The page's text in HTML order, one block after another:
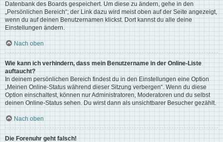
Datenbank des Boards gespeichert. Um diese zu ändern, gehe in den
„Persönlichen Bereich“; der Link dazu wird meist oben auf der Seite angezeigt,
wenn du auf deinen Benutzernamen klickst. Dort kannst du alle deine
Einstellungen ändern.
Nach oben
Wie kann ich verhindern, dass mein Benutzername in der Online-Liste
auftaucht?
In deinem persönlichen Bereich findest du in den Einstellungen eine Option
„Meinen Online-Status während dieser Sitzung verbergen“. Wenn du diese
Option einschaltest, können nur Administratoren, Moderatoren und du selbst
deinen Online-Status sehen. Du wirst dann als unsichtbarer Besucher gezählt.
Nach oben
Die Forenuhr geht falsch!